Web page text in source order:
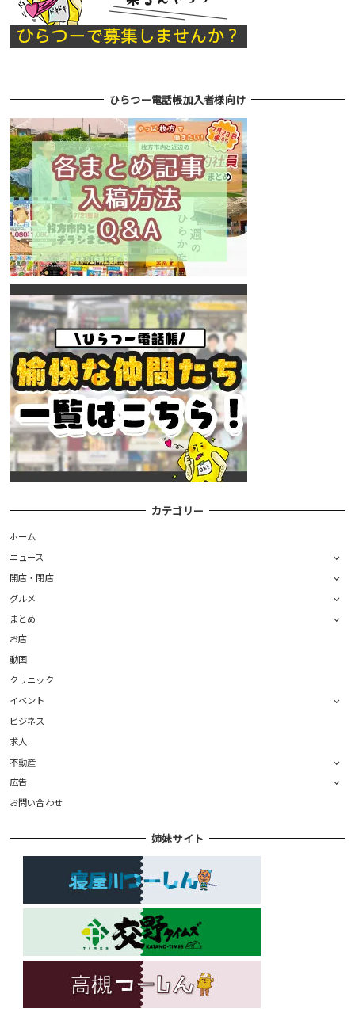
ひらつー電話帳加入者様向け
カテゴリー
ホーム
ニュース
開店・閉店
グルメ
まとめ
お店
動画
クリニック
イベント
ビジネス
求人
不動産
広告
お問い合わせ
姉妹サイト